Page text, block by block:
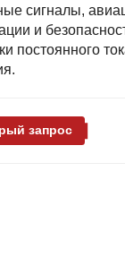
сигналы,
и
постоянного
запрос